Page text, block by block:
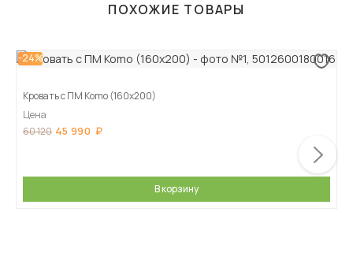
ПОХОЖИЕ ТОВАРЫ
-24%
Кровать с ПМ Komo (160х200)
Цена
60 120 45 990
В корзину